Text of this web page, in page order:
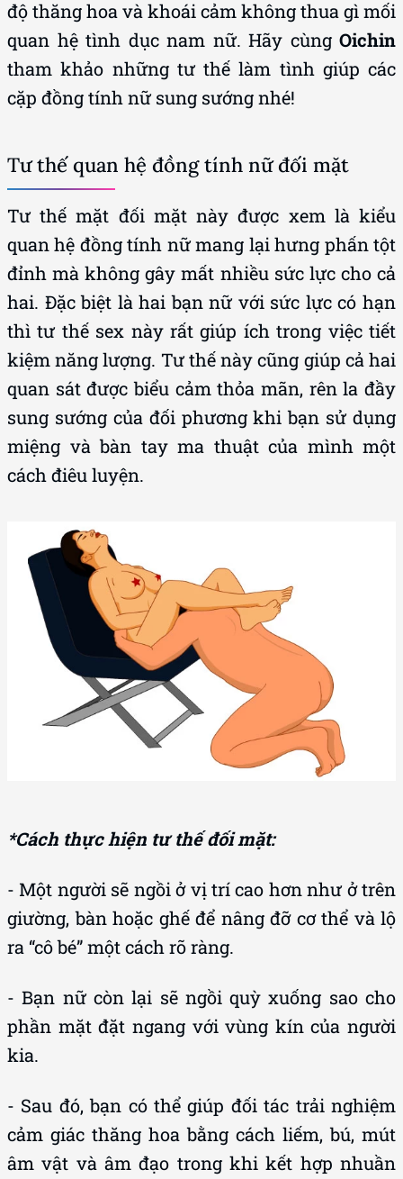
độ thăng hoa và khoái cảm không thua gì mối
quan hệ tình dục nam nữ. Hãy cùng Oichin
tham khảo những tư thế làm tình giúp các
cặp đồng tính nữ sung sướng nhé!
Tư thế quan hệ đồng tính nữ đối mặt
Tư thế mặt đối mặt này được xem là kiểu
quan hệ đồng tính nữ mang lại hưng phấn tột
đỉnh mà không gây mất nhiều sức lực cho cả
hai. Đặc biệt là hai bạn nữ với sức lực có hạn
thì tư thế sex này rất giúp ích trong việc tiết
kiệm năng lượng. Tư thế này cũng giúp cả hai
quan sát được biểu cảm thỏa mãn, rên la đầy
sung sướng của đối phương khi bạn sử dụng
miệng và bàn tay ma thuật của mình một
cách điêu luyện.
*Cách thực hiện tư thế đối mặt:
- Một người sẽ ngồi ở vị trí cao hơn như ở trên
giường, bàn hoặc ghế để nâng đỡ cơ thể và lộ
ra “cô bé” một cách rõ ràng.
- Bạn nữ còn lại sẽ ngồi quỳ xuống sao cho
phần mặt đặt ngang với vùng kín của người
kia.
- Sau đó, bạn có thể giúp đối tác trải nghiệm
cảm giác thăng hoa bằng cách liếm, bú, mút
âm vật và âm đạo trong khi kết hợp nhuần